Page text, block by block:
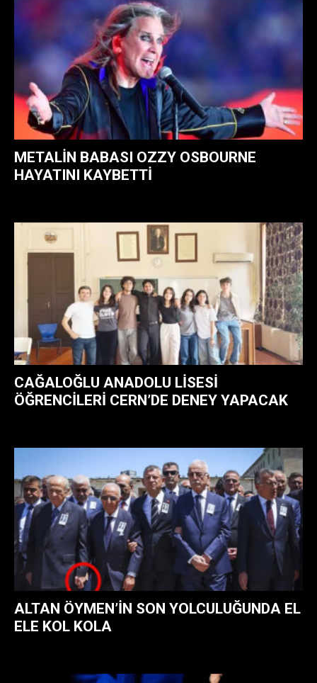
METALIN BABASI OZZY OSBOURNE
HAYATINI KAYBETTI
CAĞALOĞLU ANADOLU LISESI
ÖĞRENCILERI CERN’DE DENEY YAPACAK
ALTAN ÖYMEN’IN SON YOLCULUĞUNDA EL
ELE KOL KOLA